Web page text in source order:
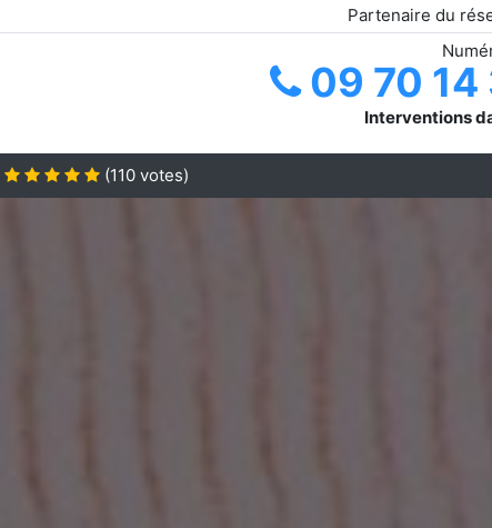
Partenaire du
09 70 14
Interventions
(110 votes)